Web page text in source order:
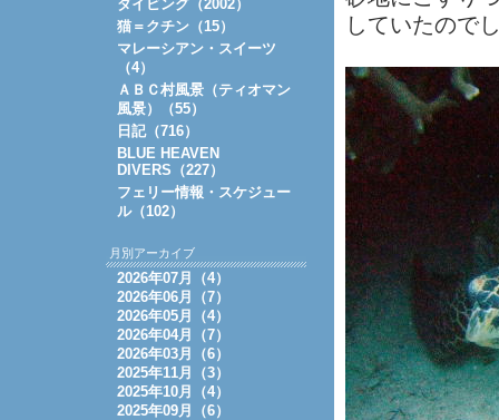
していたので
ダイビング（2002）
猫＝クチン（15）
マレーシアン・スイーツ
（4）
ＡＢＣ村風景（ティオマン
風景）（55）
日記（716）
BLUE HEAVEN
DIVERS（227）
フェリー情報・スケジュー
ル（102）
月別アーカイブ
2026年07月（4）
2026年06月（7）
2026年05月（4）
2026年04月（7）
2026年03月（6）
2025年11月（3）
2025年10月（4）
2025年09月（6）